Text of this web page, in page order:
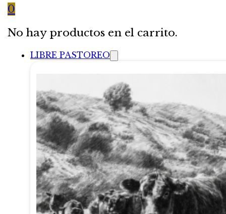
0
No hay productos en el carrito.
LIBRE PASTOREO